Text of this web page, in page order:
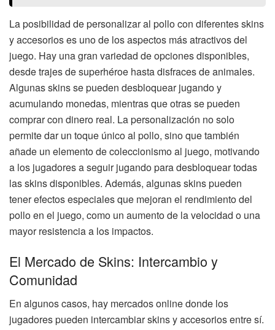
La posibilidad de personalizar al pollo con diferentes skins
y accesorios es uno de los aspectos más atractivos del
juego. Hay una gran variedad de opciones disponibles,
desde trajes de superhéroe hasta disfraces de animales.
Algunas skins se pueden desbloquear jugando y
acumulando monedas, mientras que otras se pueden
comprar con dinero real. La personalización no solo
permite dar un toque único al pollo, sino que también
añade un elemento de coleccionismo al juego, motivando
a los jugadores a seguir jugando para desbloquear todas
las skins disponibles. Además, algunas skins pueden
tener efectos especiales que mejoran el rendimiento del
pollo en el juego, como un aumento de la velocidad o una
mayor resistencia a los impactos.
El Mercado de Skins: Intercambio y
Comunidad
En algunos casos, hay mercados online donde los
jugadores pueden intercambiar skins y accesorios entre sí.